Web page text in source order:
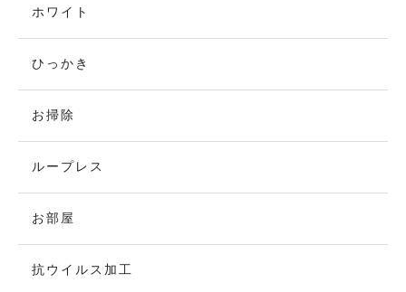
ホワイト
ひっかき
お掃除
ループレス
お部屋
抗ウイルス加工